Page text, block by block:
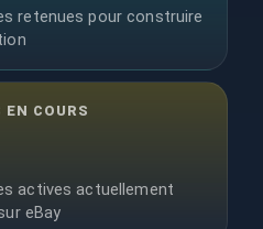
retenues pour construire
EN COURS
actives actuellement
eBay